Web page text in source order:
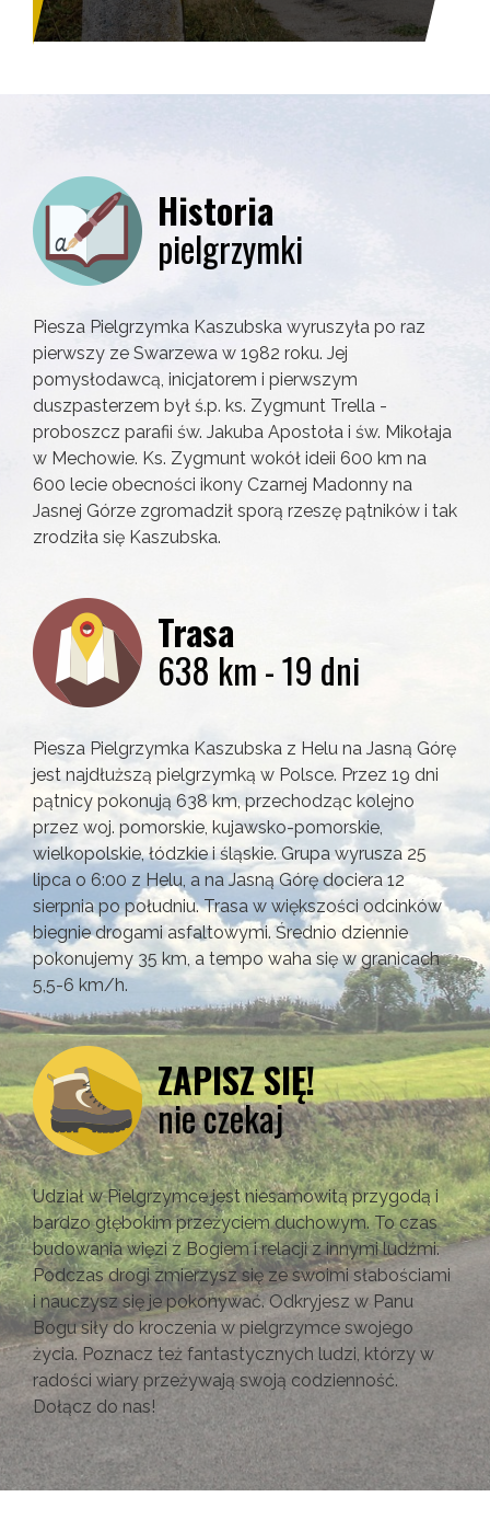
Historia
pielgrzymki
Piesza Pielgrzymka Kaszubska wyruszyła po raz
pierwszy ze Swarzewa w 1982 roku. Jej
pomysłodawcą, inicjatorem i pierwszym
duszpasterzem był ś.p. ks. Zygmunt Trella -
proboszcz parafii św. Jakuba Apostoła i św. Mikołaja
w Mechowie. Ks. Zygmunt wokół ideii 600 km na
600 lecie obecności ikony Czarnej Madonny na
Jasnej Górze zgromadził sporą rzeszę pątników i tak
zrodziła się Kaszubska.
Trasa
638 km - 19 dni
Piesza Pielgrzymka Kaszubska z Helu na Jasną Górę
jest najdłuższą pielgrzymką w Polsce. Przez 19 dni
pątnicy pokonują 638 km, przechodząc kolejno
przez woj. pomorskie, kujawsko-pomorskie,
wielkopolskie, łódzkie i śląskie. Grupa wyrusza 25
lipca o 6:00 z Helu, a na Jasną Górę dociera 12
sierpnia po południu. Trasa w większości odcinków
biegnie drogami asfaltowymi. Średnio dziennie
pokonujemy 35 km, a tempo waha się w granicach
5,5-6 km/h.
ZAPISZ SIĘ!
nie czekaj
Udział w Pielgrzymce jest niesamowitą przygodą i
bardzo głębokim przeżyciem duchowym. To czas
budowania więzi z Bogiem i relacji z innymi ludźmi.
Podczas drogi zmierzysz się ze swoimi słabościami
i nauczysz się je pokonywać. Odkryjesz w Panu
Bogu siły do kroczenia w pielgrzymce swojego
życia. Poznacz też fantastycznych ludzi, którzy w
radości wiary przeżywają swoją codzienność.
Dołącz do nas!